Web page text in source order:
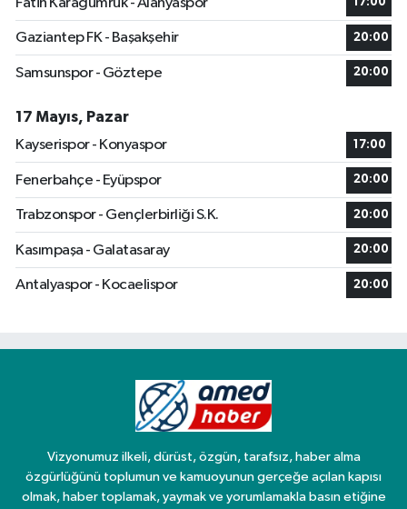
17:00
Gaziantep FK - Başakşehir 20:00
Samsunspor - Göztepe 20:00
17 Mayıs, Pazar
Kayserispor - Konyaspor
17:00
Fenerbahçe - Eyüpspor 20:00
Trabzonspor - Gençlerbirliği S.K. 20:00
Kasımpaşa - Galatasaray 20:00
Antalyaspor - Kocaelispor 20:00
Vizyonumuz ilkeli, dürüst, özgün, tarafsız, haber alma
özgürlüğünü toplumun ve kamuoyunun gerçeğe açılan kapısı
olmak, haber toplamak, yaymak ve yorumlamakla basın etiğine